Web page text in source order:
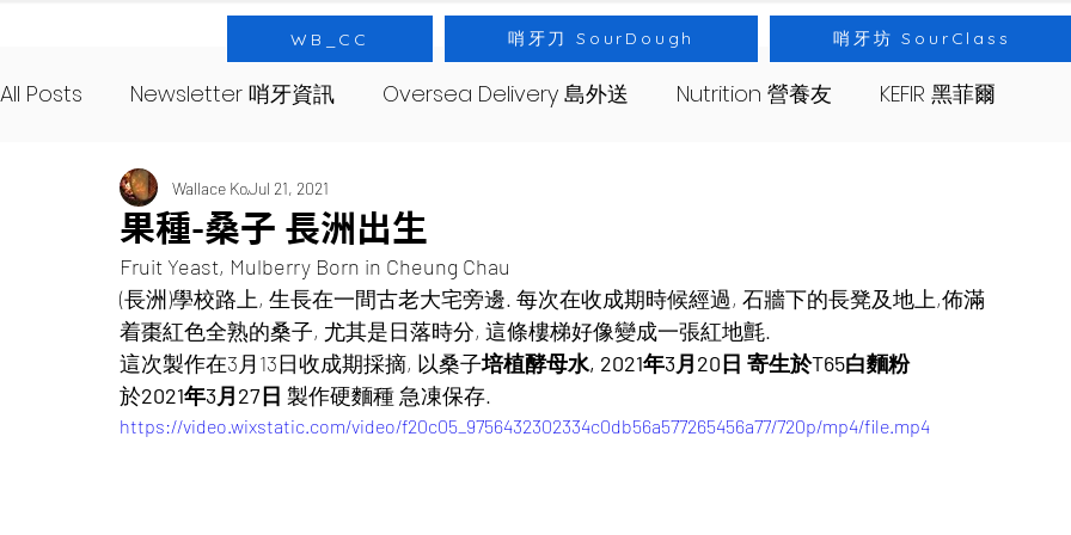
WB_CC 哨牙刀 SourDough 哨牙坊 SourClass
All Posts Newsletter 哨牙資訊 Oversea Delivery 島外送 Nutrition 營養友 KEFIR 黑菲爾
SourNote 哨牙記 Yeast 酵母
About 哨牙由來
果種-桑子 長洲出生
Wallace KoJul 21, 2021
Fruit Yeast, Mulberry Born in Cheung Chau
(長洲)學校路上, 生長在一間古老大宅旁邊. 每次在收成期時候經過, 石牆下的長凳及地上,佈滿
着棗紅色全熟的桑子, 尤其是日落時分, 這條樓梯好像變成一張紅地氈.
這次製作在3月13日收成期採摘, 以桑子培植酵母水, 2021年3月20日 寄生於T65白麵粉
於2021年3月27日 製作硬麵種 急凍保存.
https://video.wixstatic.com/video/f20c05_9756432302334c0db56a577265456a77/720p/mp4/file.mp4